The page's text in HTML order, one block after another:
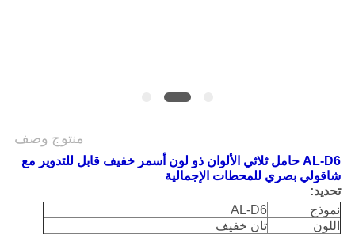
منتوج وصف
AL-D6 حامل ثلاثي الألوان ذو لون أسمر خفيف قابل للتدوير مع
شاقولي بصري للمحطات الإجمالية
تحديد:
نموذج
AL-D6
اللون
تان خفيف